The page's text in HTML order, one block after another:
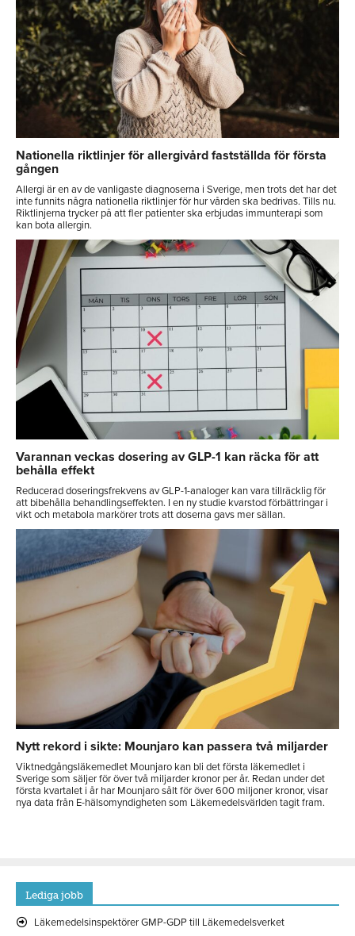
Nationella riktlinjer för allergivård fastställda för första
gången
Allergi är en av de vanligaste diagnoserna i Sverige, men trots det har det
inte funnits några nationella riktlinjer för hur vården ska bedrivas. Tills nu.
Riktlinjerna trycker på att fler patienter ska erbjudas immunterapi som
kan bota allergin.
Varannan veckas dosering av GLP-1 kan räcka för att
behålla effekt
Reducerad doseringsfrekvens av GLP-1-analoger kan vara tillräcklig för
att bibehålla behandlingseffekten. I en ny studie kvarstod förbättringar i
vikt och metabola markörer trots att doserna gavs mer sällan.
Nytt rekord i sikte: Mounjaro kan passera två miljarder
Viktnedgångsläkemedlet Mounjaro kan bli det första läkemedlet i
Sverige som säljer för över två miljarder kronor per år. Redan under det
första kvartalet i år har Mounjaro sålt för över 600 miljoner kronor, visar
nya data från E-hälsomyndigheten som Läkemedelsvärlden tagit fram.
Lediga jobb
Läkemedelsinspektörer GMP-GDP till Läkemedelsverket